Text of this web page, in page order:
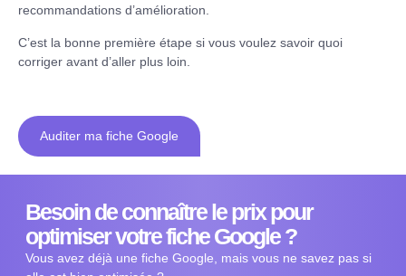
recommandations d’amélioration.
C’est la bonne première étape si vous voulez savoir quoi
corriger avant d’aller plus loin.
Auditer ma fiche Google
Besoin de connaître le prix pour
optimiser votre fiche Google ?
Vous avez déjà une fiche Google, mais vous ne savez pas si